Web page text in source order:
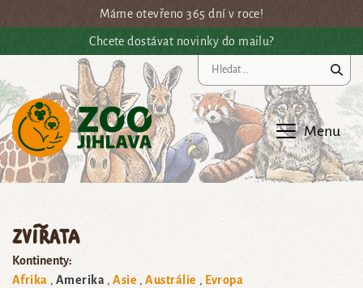
Přejít na hlavní obsahMáme otevřeno 365 dní v roce!
Chcete dostávat novinky do mailu?
Menu
Zvířata
Kontinenty:
Afrika
Amerika Asie Austrálie Evropa